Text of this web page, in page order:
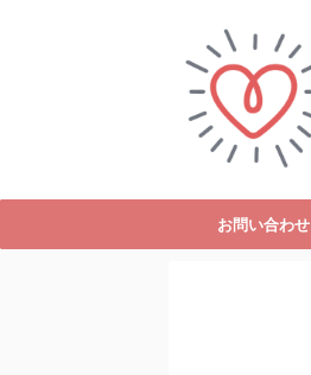
お問い合わせ